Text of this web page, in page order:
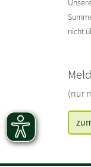
nicht
(nur